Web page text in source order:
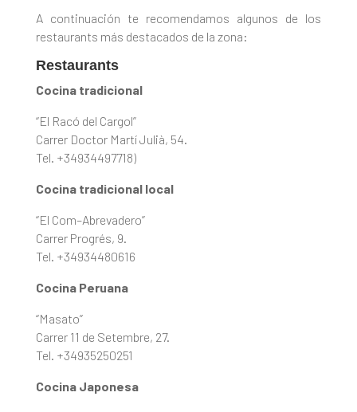
A continuación te recomendamos algunos de los
restaurants más destacados de la zona:
Restaurants
Cocina tradicional
“El Racó del Cargol”
Carrer Doctor Martí Julià, 54.
Tel. +34934497718)
Cocina tradicional local
“El Com–Abrevadero”
Carrer Progrés, 9.
Tel. +34934480616
Cocina Peruana
“Masato”
Carrer 11 de Setembre, 27.
Tel. +34935250251
Cocina Japonesa